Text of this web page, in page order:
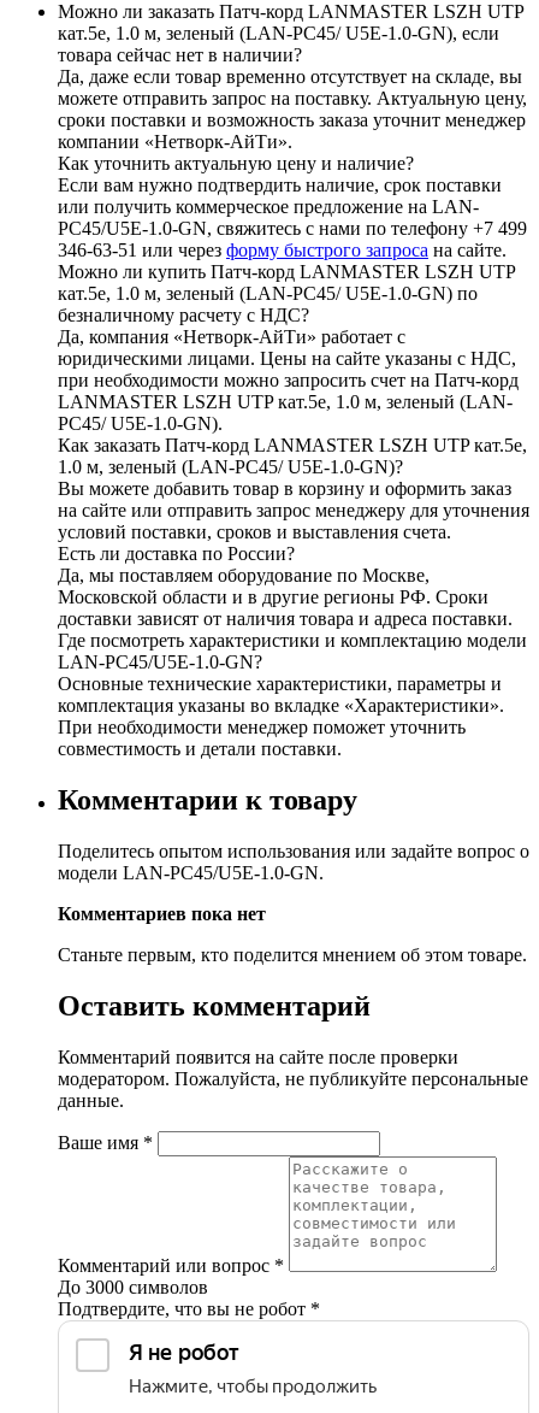
Можно ли заказать Патч-корд LANMASTER LSZH UTP
кат.5e, 1.0 м, зеленый (LAN-PC45/ U5E-1.0-GN), если
товара сейчас нет в наличии?
Да, даже если товар временно отсутствует на складе, вы
можете отправить запрос на поставку. Актуальную цену,
сроки поставки и возможность заказа уточнит менеджер
компании «Нетворк-АйТи».
Как уточнить актуальную цену и наличие?
Если вам нужно подтвердить наличие, срок поставки
или получить коммерческое предложение на LAN-
PC45/U5E-1.0-GN, свяжитесь с нами по телефону +7 499
346-63-51 или через форму быстрого запроса на сайте.
Можно ли купить Патч-корд LANMASTER LSZH UTP
кат.5e, 1.0 м, зеленый (LAN-PC45/ U5E-1.0-GN) по
безналичному расчету с НДС?
Да, компания «Нетворк-АйТи» работает с
юридическими лицами. Цены на сайте указаны с НДС,
при необходимости можно запросить счет на Патч-корд
LANMASTER LSZH UTP кат.5e, 1.0 м, зеленый (LAN-
PC45/ U5E-1.0-GN).
Как заказать Патч-корд LANMASTER LSZH UTP кат.5e,
1.0 м, зеленый (LAN-PC45/ U5E-1.0-GN)?
Вы можете добавить товар в корзину и оформить заказ
на сайте или отправить запрос менеджеру для уточнения
условий поставки, сроков и выставления счета.
Есть ли доставка по России?
Да, мы поставляем оборудование по Москве,
Московской области и в другие регионы РФ. Сроки
доставки зависят от наличия товара и адреса поставки.
Где посмотреть характеристики и комплектацию модели
LAN-PC45/U5E-1.0-GN?
Основные технические характеристики, параметры и
комплектация указаны во вкладке «Характеристики».
При необходимости менеджер поможет уточнить
совместимость и детали поставки.
Комментарии к товару
Поделитесь опытом использования или задайте вопрос о
модели LAN-PC45/U5E-1.0-GN.
Комментариев пока нет
Станьте первым, кто поделится мнением об этом товаре.
Оставить комментарий
Комментарий появится на сайте после проверки
модератором. Пожалуйста, не публикуйте персональные
данные.
Ваше имя *
Комментарий или вопрос *
До 3000 символов
Подтвердите, что вы не робот *